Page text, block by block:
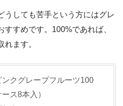
うしても苦手という方にはグレ
すめです。100%であれば、
ます。
ンクグレープフルーツ100
ス8本入）